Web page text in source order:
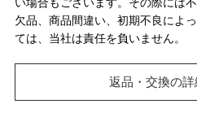
欠品、商品間違い、初期不良によ
ては、当社は責任を負いません。
返品・交換の